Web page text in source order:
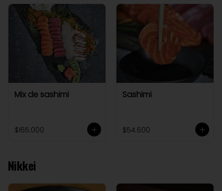
Mix de sashimi
$165.000
Sashimi
$54.600
Nikkei